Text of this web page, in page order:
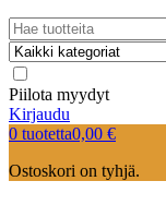
Piilota myydyt
Kirjaudu
0 tuotetta0,00 €
Ostoskori on tyhjä.